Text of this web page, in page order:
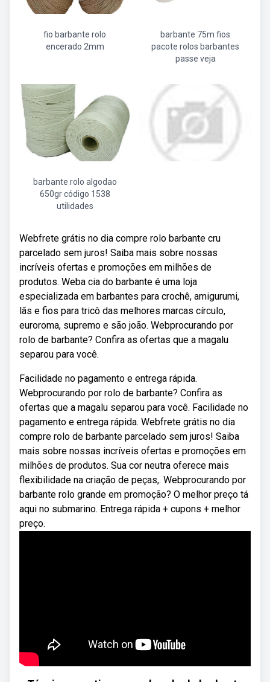
fio barbante rolo
encerado 2mm
barbante 75m fios
pacote rolos barbantes
passe veja
barbante rolo algodao
650gr código 1538
utilidades
Webfrete grátis no dia compre rolo barbante cru
parcelado sem juros! Saiba mais sobre nossas
incríveis ofertas e promoções em milhões de
produtos. Weba cia do barbante é uma loja
especializada em barbantes para crochê, amigurumi,
lãs e fios para tricô das melhores marcas círculo,
euroroma, supremo e são joão. Webprocurando por
rolo de barbante? Confira as ofertas que a magalu
separou para você.
Facilidade no pagamento e entrega rápida.
Webprocurando por rolo de barbante? Confira as
ofertas que a magalu separou para você. Facilidade no
pagamento e entrega rápida. Webfrete grátis no dia
compre rolo de barbante parcelado sem juros! Saiba
mais sobre nossas incríveis ofertas e promoções em
milhões de produtos. Sua cor neutra oferece mais
flexibilidade na criação de peças,. Webprocurando por
barbante rolo grande em promoção? O melhor preço tá
aqui no submarino. Entrega rápida + cupons + melhor
preço.